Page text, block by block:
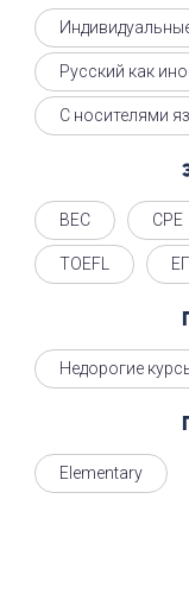
Русский как
С носителями
BEC CPE
TOEFL
Недорогие
Elementary